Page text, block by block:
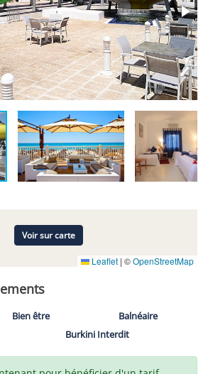
Leaflet | ©OpenStreetMap
Voir sur carte
Bien être
Balnéaire
Burkini Interdit